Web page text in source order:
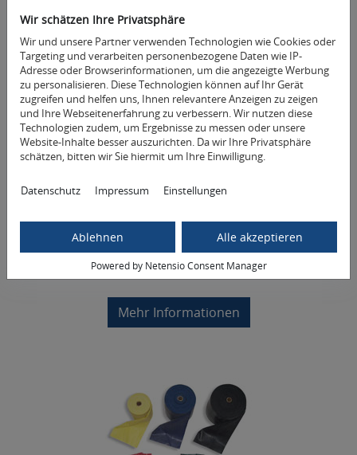
Wir schätzen Ihre Privatsphäre
Wir und unsere Partner verwenden Technologien wie Cookies oder
Targeting und verarbeiten personenbezogene Daten wie IP-
Adresse oder Browserinformationen, um die angezeigte Werbung
zu personalisieren. Diese Technologien können auf Ihr Gerät
zugreifen und helfen uns, Ihnen relevantere Anzeigen zu zeigen
und Ihre Webseitenerfahrung zu verbessern. Wir nutzen diese
Technologien zudem, um Ergebnisse zu messen oder unsere
Website-Inhalte besser auszurichten. Da wir Ihre Privatsphäre
schätzen, bitten wir Sie hiermit um Ihre Einwilligung.
Datenschutz Impressum Einstellungen
Ablehnen Alle akzeptieren
Powered by Netensio Consent Manager
Tilia Physiofitnessband 15cmx10m
Entspannung für zwischendurch
ab 22,50 € 10 m | 0,00 €/m
Mehr Informationen